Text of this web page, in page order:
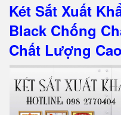
Két Sắt Xuất
Black Chống
Chất Lượng Cao